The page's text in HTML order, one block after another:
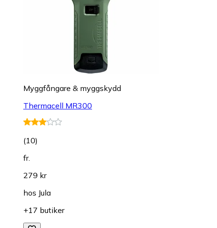
Myggfångare & myggskydd
Thermacell MR300
(10)
fr.
279 kr
hos Jula
+17 butiker